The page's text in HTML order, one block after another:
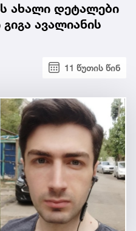
ახალი დეტალები
ავალიანის
11 წუთის წინ